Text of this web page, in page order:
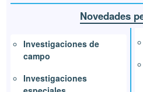
Novedades
Investigaciones de
campo
Investigaciones